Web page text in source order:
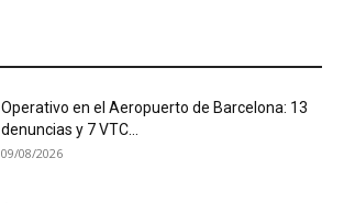
Operativo en el Aeropuerto de Barcelona: 13
denuncias y 7 VTC...
09/08/2026